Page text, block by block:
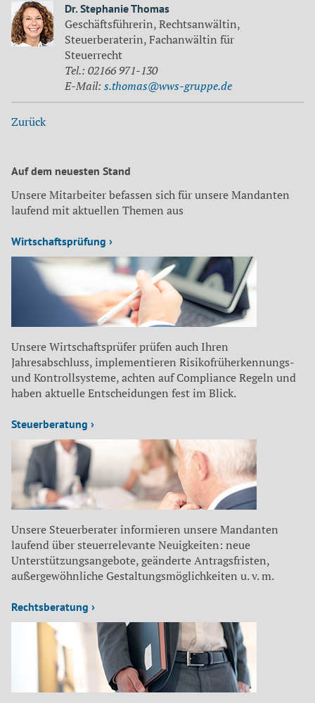
Dr. Stephanie Thomas
Geschäftsführerin, Rechtsanwältin,
Steuerberaterin, Fachanwältin für
Steuerrecht
Tel.: 02166 971-130
E-Mail: s.thomas@wws-gruppe.de
Zurück
Auf dem neuesten Stand
Unsere Mitarbeiter befassen sich für unsere Mandanten
laufend mit aktuellen Themen aus
Wirtschaftsprüfung ›
Unsere Wirtschaftsprüfer prüfen auch Ihren
Jahresabschluss, implementieren Risikofrüherkennungs-
und Kontrollsysteme, achten auf Compliance Regeln und
haben aktuelle Entscheidungen fest im Blick.
Steuerberatung ›
Unsere Steuerberater informieren unsere Mandanten
laufend über steuerrelevante Neuigkeiten: neue
Unterstützungsangebote, geänderte Antragsfristen,
außergewöhnliche Gestaltungsmöglichkeiten u. v. m.
Rechtsberatung ›